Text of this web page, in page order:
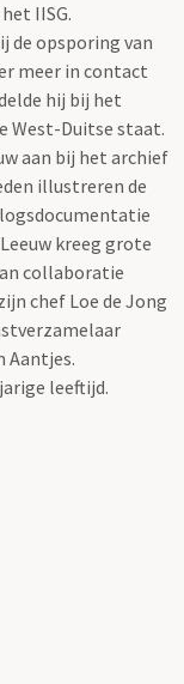
IISG.
de opsporing van
meer in contact
hij bij het
West-Duitse staat.
aan bij het archief
illustreren de
kreeg grote
collaboratie
chef Loe de Jong
Aantjes.
leeftijd.